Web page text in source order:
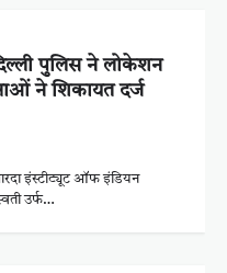
पुलिस ने लोकेशन
ने शिकायत दर्ज
इंस्टीट्यूट ऑफ इंडियन
उर्फ…